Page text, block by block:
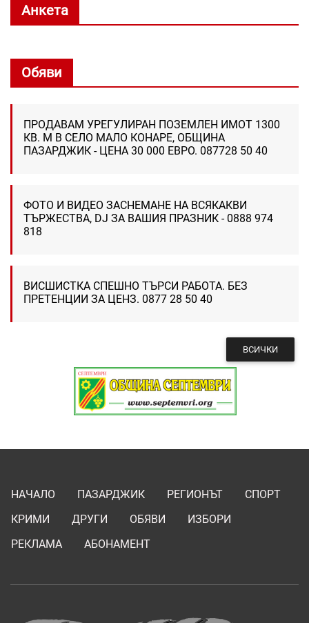
Анкета
Обяви
ПРОДАВАМ УРЕГУЛИРАН ПОЗЕМЛЕН ИМОТ 1300
КВ. М В СЕЛО МАЛО КОНАРЕ, ОБЩИНА
ПАЗАРДЖИК - ЦЕНА 30 000 ЕВРО. 087728 50 40
ФОТО И ВИДЕО ЗАСНЕМАНЕ НА ВСЯКАКВИ
ТЪРЖЕСТВА, DJ ЗА ВАШИЯ ПРАЗНИК - 0888 974
818
ВИСШИСТКА СПЕШНО ТЪРСИ РАБОТА. БЕЗ
ПРЕТЕНЦИИ ЗА ЦЕНЗ. 0877 28 50 40
ВСИЧКИ
НАЧАЛО ПАЗАРДЖИК РЕГИОНЪТ
СПОРТ
КРИМИ
ДРУГИ ОБЯВИ
ИЗБОРИ
РЕКЛАМА
АБОНАМЕНТ